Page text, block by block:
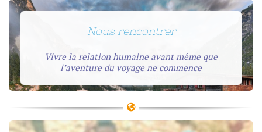
Nous rencontrer
Vivre la relation humaine avant même que
l’aventure du voyage ne commence